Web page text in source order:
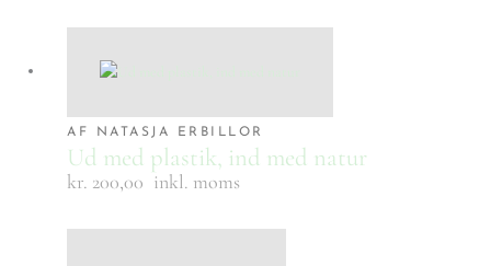
AF NATASJA ERBILLOR
Ud med plastik, ind med natur
kr. 200,00 inkl. moms